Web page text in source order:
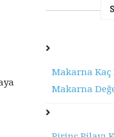
Makarna Kaç
Makarna